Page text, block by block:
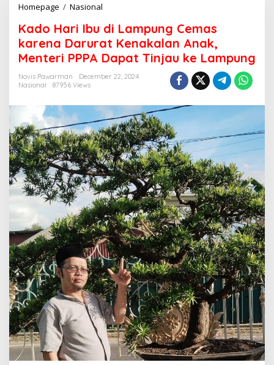
Homepage / Nasional
d
o
H
a
r
b
u
d
i
L
a
m
p
u
n
g
C
e
m
a
s
k
a
r
e
n
a
D
a
Kado Hari Ibu di Lampung Cemas
karena Darurat Kenakalan Anak,
Menteri PPPA Dapat Tinjau ke Lampung
Novis Pawarman
December 22, 2024
Nasional
87956 Views